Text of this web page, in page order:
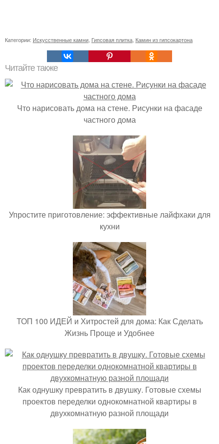
Категории: Искусственные камни Гипсовая плитка Камин из гипсокартона
Читайте также
Что нарисовать дома на стене. Рисунки на фасаде
частного дома
Упростите приготовление: эффективные лайфхаки для
кухни
ТОП 100 ИДЕЙ и Хитростей для дома: Как Сделать
Жизнь Проще и Удобнее
Как однушку превратить в двушку. Готовые схемы
проектов переделки однокомнатной квартиры в
двухкомнатную разной площади